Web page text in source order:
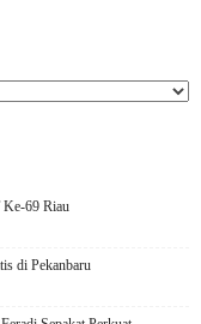
69 Riau
di Pekanbaru